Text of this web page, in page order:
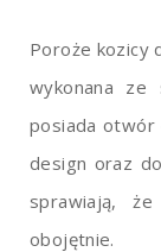
Poroże kozicy
wykonana
posiada otwór
design oraz
sprawiają,
obojętnie.